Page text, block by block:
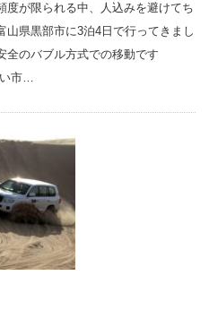
度が限られる中、人込みを避けてち
山県黒部市に3泊4日で行ってきまし
全のバブル方式での移動です
い市…